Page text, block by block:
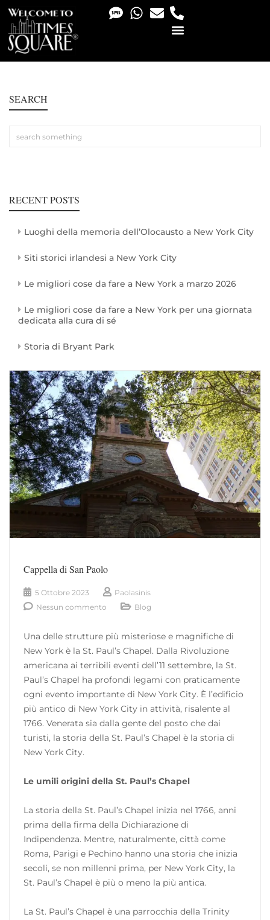
SEARCH
RECENT POSTS
Luoghi della memoria dell’Olocausto a New York City
Siti storici irlandesi a New York City
Le migliori cose da fare a New York a marzo 2026
Le migliori cose da fare a New York per una giornata
dedicata alla cura di sé
Storia di Bryant Park
Cappella di San Paolo
5 Ottobre 2023
Paolasinis
Nessun commento
Blog
Una delle strutture più misteriose e magnifiche di
New York è la St. Paul’s Chapel. Dalla Rivoluzione
americana ai terribili eventi dell’11 settembre, la St.
Paul’s Chapel ha profondi legami con praticamente
ogni evento importante di New York City. È l’edificio
più antico di New York City in attività, risalente al
1766. Venerata sia dalla gente del posto che dai
turisti, la storia della St. Paul’s Chapel è la storia di
New York City.
Le umili origini della St. Paul’s Chapel
La storia della St. Paul’s Chapel inizia nel 1766, anni
prima della firma della Dichiarazione di
Indipendenza. Mentre, naturalmente, città come
Roma, Parigi e Pechino hanno una storia che inizia
secoli, se non millenni prima, per New York City, la
St. Paul’s Chapel è più o meno la più antica.
La St. Paul’s Chapel è una parrocchia della Trinity